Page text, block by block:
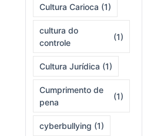
Cultura Carioca (1)
cultura do
controle
(1)
Cultura Jurídica (1)
Cumprimento de
pena
(1)
cyberbullying (1)